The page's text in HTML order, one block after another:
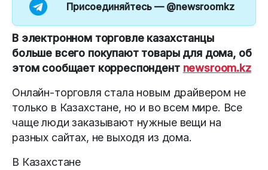
Присоединяйтесь — @newsroomkz
В электронном торговле казахстанцы
больше всего покупают товары для дома, об
этом сообщает корреспондент newsroom.kz
Онлайн-торговля стала новым драйвером не
только в Казахстане, но и во всем мире. Все
чаще люди заказывают нужные вещи на
разных сайтах, не выходя из дома.
В Казахстане